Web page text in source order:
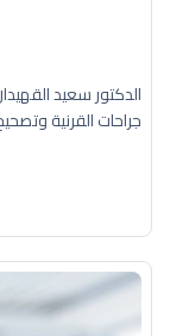
الدكتور سعيد
جراحات القرنية